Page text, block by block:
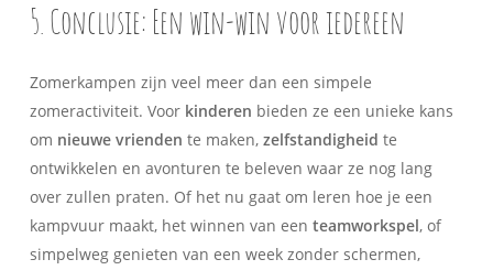
5. Conclusie: Een win-win voor iedereen
Zomerkampen zijn veel meer dan een simpele
zomeractiviteit. Voor kinderen bieden ze een unieke kans
om nieuwe vrienden te maken, zelfstandigheid te
ontwikkelen en avonturen te beleven waar ze nog lang
over zullen praten. Of het nu gaat om leren hoe je een
kampvuur maakt, het winnen van een teamworkspel, of
simpelweg genieten van een week zonder schermen,